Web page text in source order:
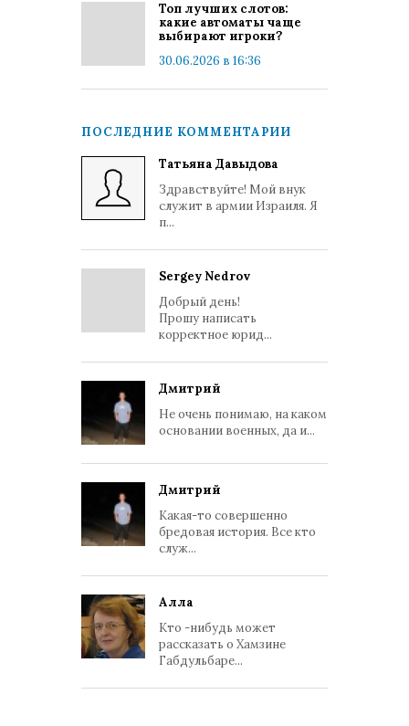
Топ лучших слотов:
какие автоматы чаще
выбирают игроки?
30.06.2026 в 16:36
ПОСЛЕДНИЕ КОММЕНТАРИИ
Татьяна Давыдова
Здравствуйте! Мой внук
служит в армии Израиля. Я
п...
Sergey Nedrov
Добрый день!
Прошу написать
корректное юрид...
Дмитрий
Не очень понимаю, на каком
основании военных, да и...
Дмитрий
Какая-то совершенно
бредовая история. Все кто
служ...
Алла
Кто -нибудь может
рассказать о Хамзине
Габдульбаре...